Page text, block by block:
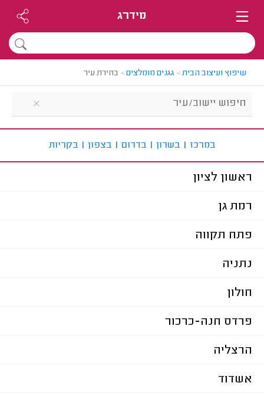
מידרג
שיפוץ ועיצוב הבית> גגנים מומלצים> בחירת עיר
במרכז | בשרון | בדרום | בצפון | בקריות
ראשון לציון
רמת גן
פתח תקווה
נתניה
חולון
פרדס חנה-כרכור
הרצליה
אשדוד